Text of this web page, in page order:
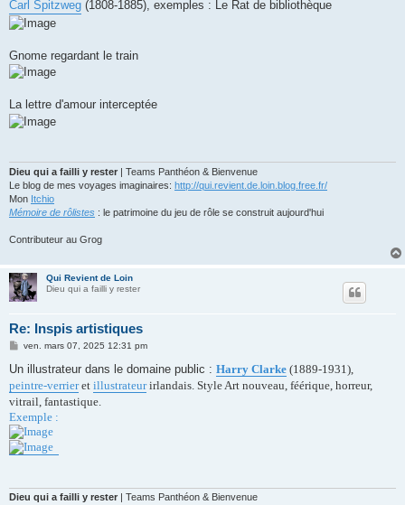
Carl Spitzweg (1808-1885), exemples : Le Rat de bibliothèque
Gnome regardant le train
La lettre d'amour interceptée
Dieu qui a failli y rester | Teams Panthéon & Bienvenue
Le blog de mes voyages imaginaires: http://qui.revient.de.loin.blog.free.fr/
Mon Itchio
Mémoire de rôlistes : le patrimoine du jeu de rôle se construit aujourd'hui
Contributeur au Grog
Qui Revient de Loin
Dieu qui a failli y rester
Re: Inspis artistiques
M
s
a
g
ven. mars 07, 2025 12:31 pm
Un illustrateur dans le domaine public : Harry Clarke (1889-1931),
peintre-verrieret illustrateurirlandais. Style Art nouveau, féérique, horreur,
vitrail, fantastique.
Exemple :
Dieu qui a failli y rester | Teams Panthéon & Bienvenue